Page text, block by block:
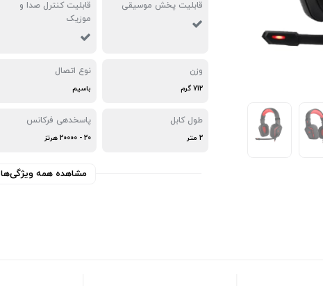
قابلیت پخش موسیقی
قابلیت کنترل صدا و
موزیک
وزن
712 گرم
نوع اتصال
باسیم
طول کابل
2 متر
پاسخدهی فرکانس
20 - 20000 هرتز
مشاهده همه ویژگی‌ها